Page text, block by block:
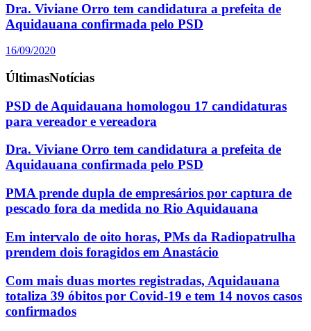
Dra. Viviane Orro tem candidatura a prefeita de
Aquidauana confirmada pelo PSD
16/09/2020
ÚltimasNotícias
PSD de Aquidauana homologou 17 candidaturas
para vereador e vereadora
Dra. Viviane Orro tem candidatura a prefeita de
Aquidauana confirmada pelo PSD
PMA prende dupla de empresários por captura de
pescado fora da medida no Rio Aquidauana
Em intervalo de oito horas, PMs da Radiopatrulha
prendem dois foragidos em Anastácio
Com mais duas mortes registradas, Aquidauana
totaliza 39 óbitos por Covid-19 e tem 14 novos casos
confirmados